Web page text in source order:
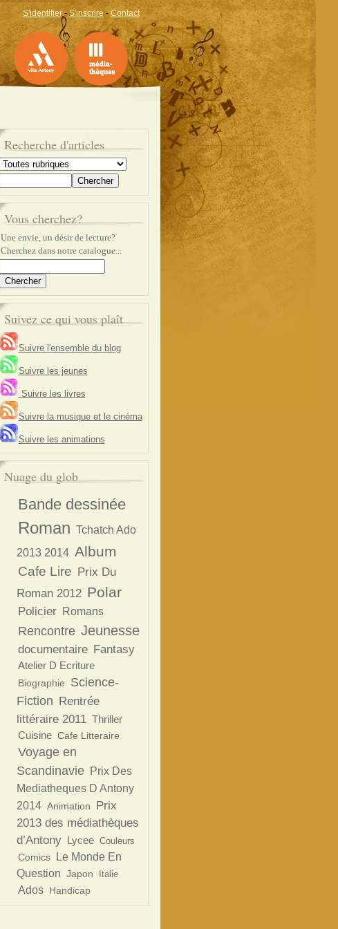
S'identifier - S'inscrire -Contact
Recherche d'articles
Vous cherchez?
Une envie, un désir de lecture?
Cherchez dans notre catalogue...
Suivez ce qui vous plaît
Suivre l'ensemble du blog
Suivre les jeunes
Suivre les livres
Suivre la musique et le cinéma
Suivre les animations
Nuage du glob
Bande dessinée
Roman Tchatch Ado
2013 2014 Album
Cafe Lire Prix Du
Roman 2012 Polar
Policier Romans
Rencontre Jeunesse
documentaire Fantasy
Atelier D Ecriture
Biographie
Science-
Fiction Rentrée
littéraire 2011 Thriller
Cuisine Cafe Litteraire
Voyage en
Scandinavie
Prix Des
Mediatheques D Antony
2014 Animation
Prix
2013 des médiathèques
d’Antony Lycee Couleurs
Comics
Le Monde En
Question Japon Italie
Ados Handicap